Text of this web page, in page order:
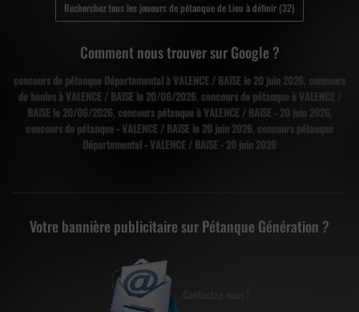
Recherchez tous les joueurs de pétanque de Lieu à définir (32)
Comment nous trouver sur Google ?
concours de pétanque Départemental à VALENCE / BAïSE le 20 juin 2026, concours
de boules à VALENCE / BAïSE le 20/06/2026, concours de pétanque à VALENCE /
BAïSE le 20/06/2026, concours pétanque à VALENCE / BAïSE - 20 juin 2026 ,
concours de pétanque - VALENCE / BAïSE le 20 juin 2026, concours pétanque
Départemental - VALENCE / BAïSE - 20 juin 2026
Votre bannière publicitaire sur Pétanque Génération ?